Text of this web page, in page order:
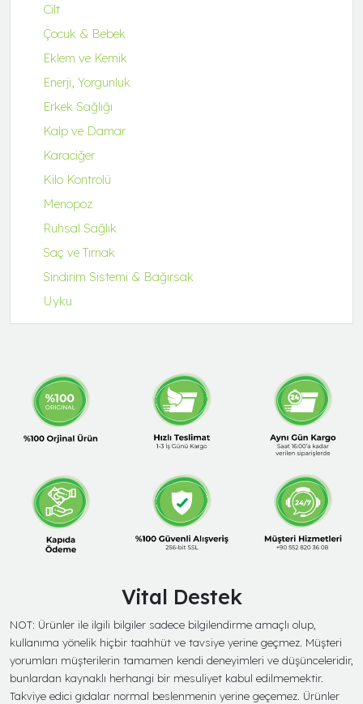
Cilt
Çocuk & Bebek
Eklem ve Kemik
Enerji, Yorgunluk
Erkek Sağlığı
Kalp ve Damar
Karaciğer
Kilo Kontrolü
Menopoz
Ruhsal Sağlık
Saç ve Tırnak
Sindirim Sistemi & Bağırsak
Uyku
Vital Destek
NOT: Ürünler ile ilgili bilgiler sadece bilgilendirme amaçlı olup,
kullanıma yönelik hiçbir taahhüt ve tavsiye yerine geçmez. Müşteri
yorumları müşterilerin tamamen kendi deneyimleri ve düşünceleridir,
bunlardan kaynaklı herhangi bir mesuliyet kabul edilmemektir.
Takviye edici gıdalar normal beslenmenin yerine geçemez. Ürünler